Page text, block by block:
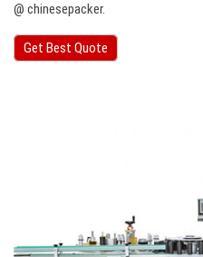
@ chinesepacker.
Get Best Quote